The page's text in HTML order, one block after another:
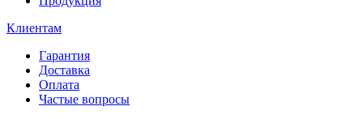
Клиентам
Гарантия
Доставка
Оплата
Частые вопросы